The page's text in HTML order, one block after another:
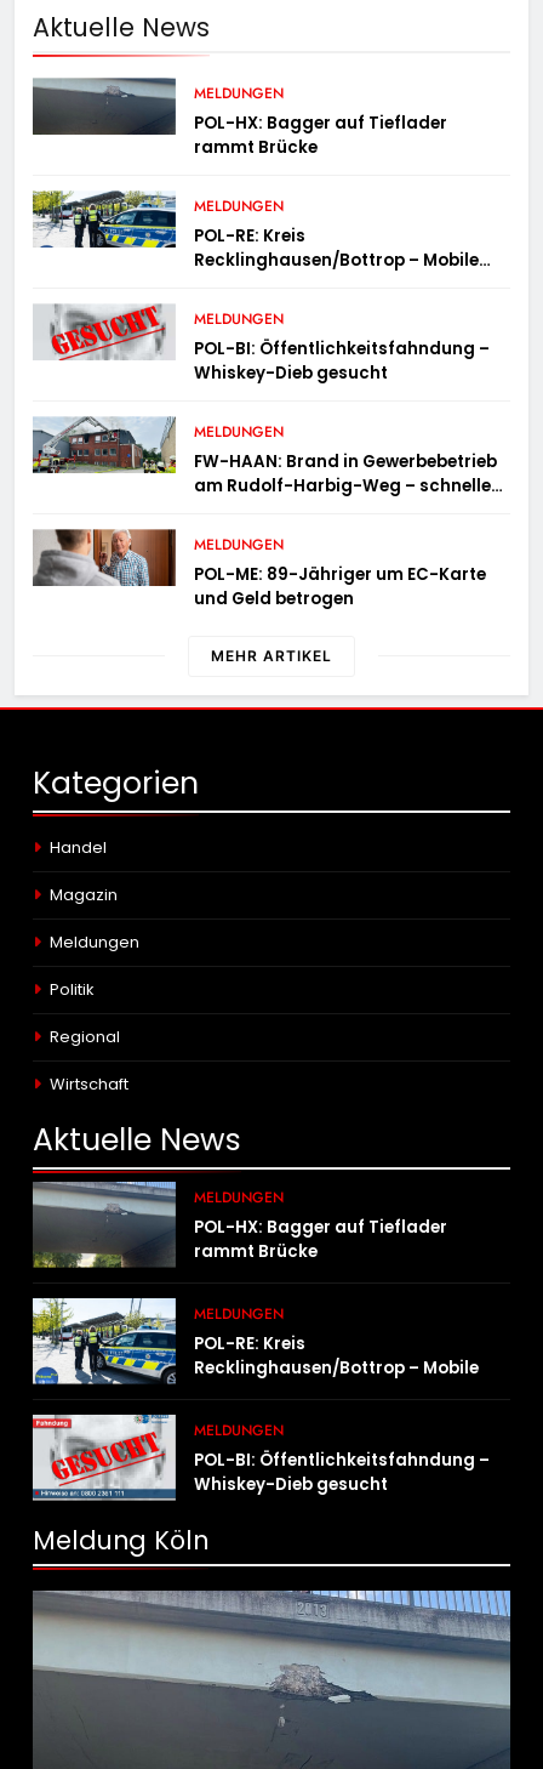
Aktuelle News
MELDUNGEN
POL-HX: Bagger auf Tieflader
rammt Brücke
MELDUNGEN
POL-RE: Kreis
Recklinghausen/Bottrop – Mobile
„PräsenzPlus“
MELDUNGEN
POL-BI: Öffentlichkeitsfahndung –
Whiskey-Dieb gesucht
MELDUNGEN
FW-HAAN: Brand in Gewerbebetrieb
am Rudolf-Harbig-Weg – schnelle
Ausbreitung
MELDUNGEN
POL-ME: 89-Jähriger um EC-Karte
und Geld betrogen
MEHR ARTIKEL
Kategorien
Handel
Magazin
Meldungen
Politik
Regional
Wirtschaft
Aktuelle News
MELDUNGEN
POL-HX: Bagger auf Tieflader
rammt Brücke
MELDUNGEN
POL-RE: Kreis
Recklinghausen/Bottrop – Mobile
MELDUNGEN
POL-BI: Öffentlichkeitsfahndung –
Whiskey-Dieb gesucht
Meldung Köln